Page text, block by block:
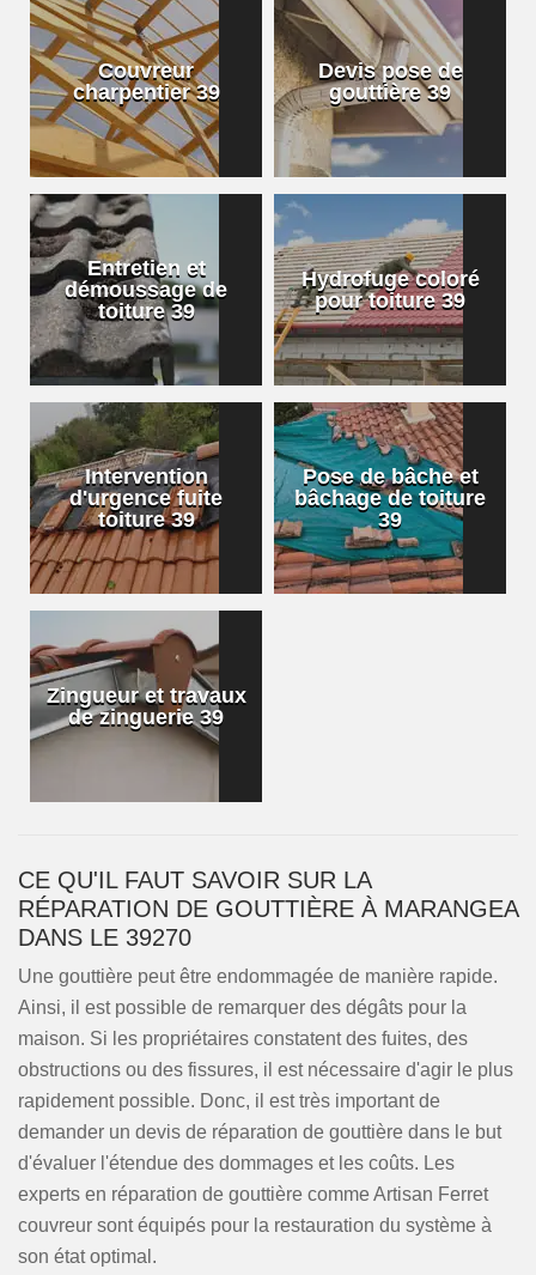
Couvreur
charpentier 39
Devis pose de
gouttière 39
Entretien et
démoussage de
toiture 39
Hydrofuge coloré
pour toiture 39
Intervention
d'urgence fuite
toiture 39
Pose de bâche et
bâchage de toiture
39
Zingueur et travaux
de zinguerie 39
CE QU'IL FAUT SAVOIR SUR LA
RÉPARATION DE GOUTTIÈRE À MARANGEA
DANS LE 39270
Une gouttière peut être endommagée de manière rapide.
Ainsi, il est possible de remarquer des dégâts pour la
maison. Si les propriétaires constatent des fuites, des
obstructions ou des fissures, il est nécessaire d'agir le plus
rapidement possible. Donc, il est très important de
demander un devis de réparation de gouttière dans le but
d'évaluer l'étendue des dommages et les coûts. Les
experts en réparation de gouttière comme Artisan Ferret
couvreur sont équipés pour la restauration du système à
son état optimal.